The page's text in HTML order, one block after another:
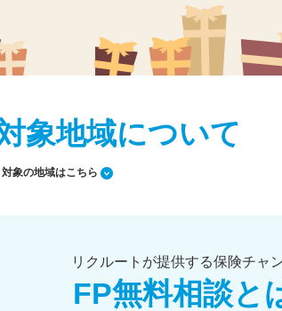
象地域について
対象の地域はこちら
リクルートが提供する保険チャ
FP無料相談と